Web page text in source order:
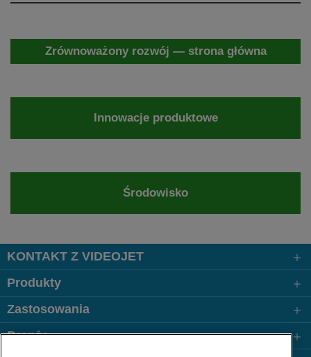
Zrównoważony rozwój — strona główna
Innowacje produktowe
Środowisko
KONTAKT Z VIDEOJET
Produkty
Zastosowania
Branże